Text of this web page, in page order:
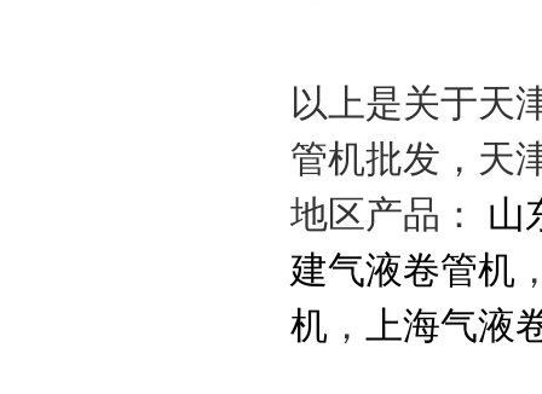
以上是关于天
管机批发，天
地区产品： 山
建气液卷管机
机 ， 上海气液